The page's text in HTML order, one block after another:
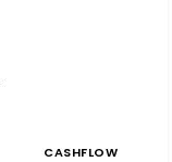
CASHFLOW